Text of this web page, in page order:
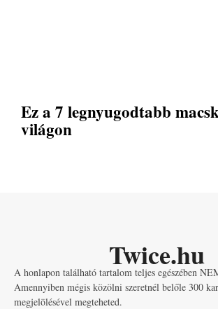
Ez a 7 legnyugodtabb
világon
Twice.hu
A honlapon található tartalom teljes egészében
Amennyiben mégis közölni szeretnél belőle 300
megjelölésével megteheted.